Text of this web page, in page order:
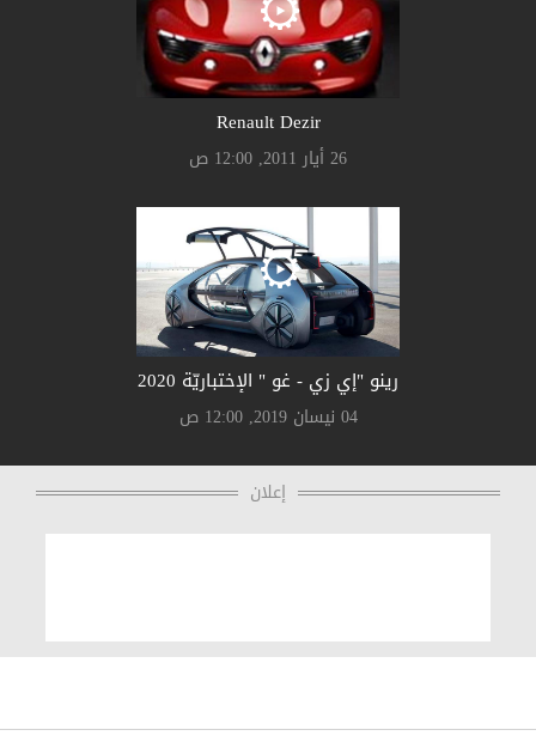
Renault Dezir
26 أيار 2011, 12:00 ص
رينو "إي زي - غو " الإختباريّة 2020
04 نيسان 2019, 12:00 ص
إعلان